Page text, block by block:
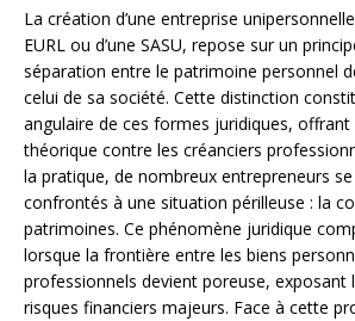
La création d’une entreprise unipersonnelle,
EURL ou d’une SASU, repose sur un
séparation entre le patrimoine personnel
celui de sa société. Cette distinction
angulaire de ces formes juridiques,
théorique contre les créanciers
la pratique, de nombreux entrepreneurs
confrontés à une situation périlleuse : la
patrimoines. Ce phénomène juridique
lorsque la frontière entre les biens
professionnels devient poreuse, exposant
risques financiers majeurs. Face à cette